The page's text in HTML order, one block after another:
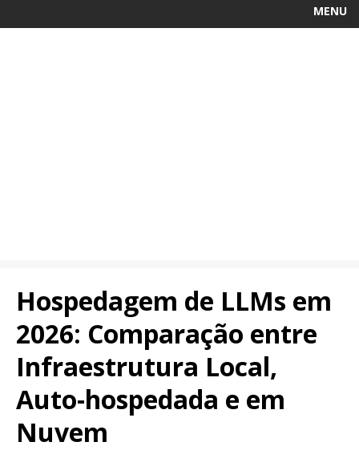
MENU
Hospedagem de LLMs em
2026: Comparação entre
Infraestrutura Local,
Auto-hospedada e em
Nuvem